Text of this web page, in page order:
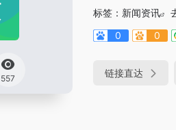
557
标签： 新闻资讯
0
0
链接直达